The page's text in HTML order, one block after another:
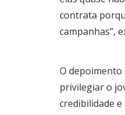
contrata
campanhas”,
O depoimento
privilegiar o
credibilidade e